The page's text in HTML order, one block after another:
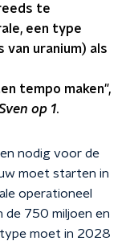
te
een type
uranium) als
tempo maken",
op 1.
nodig voor de
moet starten in
operationeel
de 750 miljoen en
moet in 2028